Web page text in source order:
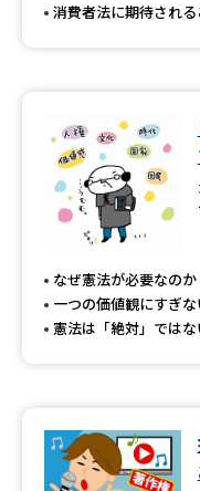
消費者法に期待される
なぜ憲法が必要なのか
一つの価値観にすぎな
憲法は「絶対」ではな